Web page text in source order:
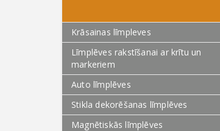
Krāsainas līmpleves
Līmplēves rakstīšanai ar krītu un
markeriem
Auto līmplēves
Stikla dekorēšanas līmplēves
Magnētiskās līmplēves